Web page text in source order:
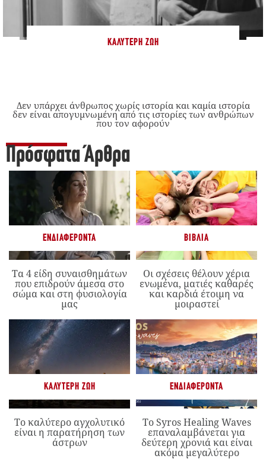
ΚΑΛΎΤΕΡΗ ΖΩΉ
Δεν υπάρχει άνθρωπος χωρίς ιστορία και καμία ιστορία
δεν είναι απογυμνωμένη από τις ιστορίες των ανθρώπων
που τον αφορούν
Πρόσφατα Άρθρα
ΕΝΔΙΑΦΈΡΟΝΤΑ
Τα 4 είδη συναισθημάτων
που επιδρούν άμεσα στο
σώμα και στη φυσιολογία
μας
ΒΙΒΛΊΑ
Οι σχέσεις θέλουν χέρια
ενωμένα, ματιές καθαρές
και καρδιά έτοιμη να
μοιραστεί
ΚΑΛΎΤΕΡΗ ΖΩΉ
Το καλύτερο αγχολυτικό
είναι η παρατήρηση των
άστρων
ΕΝΔΙΑΦΈΡΟΝΤΑ
Το Syros Healing Waves
επαναλαμβάνεται για
δεύτερη χρονιά και είναι
ακόμα μεγαλύτερο